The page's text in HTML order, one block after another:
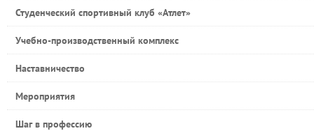
Студенческий спортивный клуб «Атлет»
Учебно-производственный комплекс
Наставничество
Мероприятия
Шаг в профессию